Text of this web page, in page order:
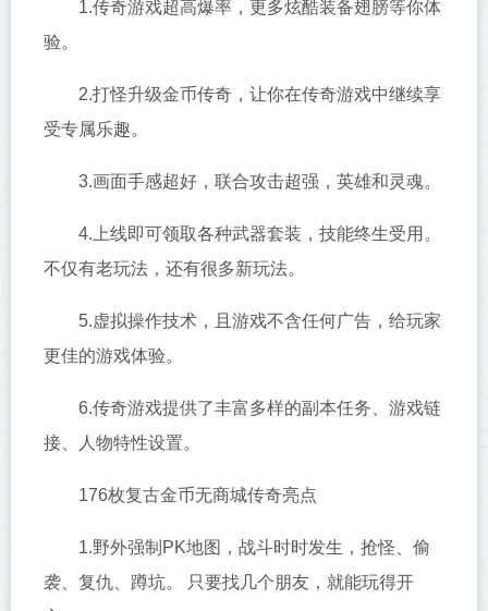
1.传奇游戏超高爆率，更多炫酷装备翅膀等你体
验。
2.打怪升级金币传奇，让你在传奇游戏中继续享
受专属乐趣。
3.画面手感超好，联合攻击超强，英雄和灵魂。
4.上线即可领取各种武器套装，技能终生受用。
不仅有老玩法，还有很多新玩法。
5.虚拟操作技术，且游戏不含任何广告，给玩家
更佳的游戏体验。
6.传奇游戏提供了丰富多样的副本任务、游戏链
接、人物特性设置。
176枚复古金币无商城传奇亮点
1.野外强制PK地图，战斗时时发生，抢怪、偷
袭、复仇、蹲坑。 只要找几个朋友，就能玩得开